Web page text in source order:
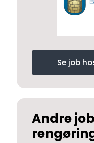
Se job
Andre